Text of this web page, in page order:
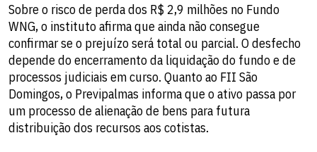
Sobre o risco de perda dos R$ 2,9 milhões no Fundo
WNG, o instituto afirma que ainda não consegue
confirmar se o prejuízo será total ou parcial. O desfecho
depende do encerramento da liquidação do fundo e de
processos judiciais em curso. Quanto ao FII São
Domingos, o Previpalmas informa que o ativo passa por
um processo de alienação de bens para futura
distribuição dos recursos aos cotistas.